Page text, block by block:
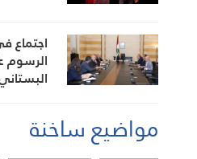
اجتماع
الرسوم
مصادر
مواضيع ساخنة